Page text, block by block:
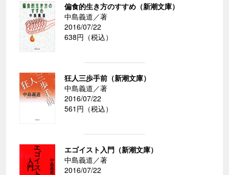
偏食的生き方のすすめ（新潮文庫）
中島義道／著
2016/07/22
638円（税込）
狂人三歩手前（新潮文庫）
中島義道／著
2016/07/22
561円（税込）
エゴイスト入門（新潮文庫）
中島義道／著
2016/07/22